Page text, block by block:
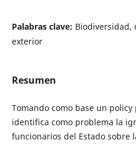
Palabras clave: Biodiversidad,
exterior
Resumen
Tomando como base un
identifica como problema la
funcionarios del Estado sobre